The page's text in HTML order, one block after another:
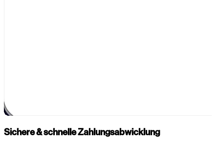
Sichere & schnelle Zahlungsabwicklung